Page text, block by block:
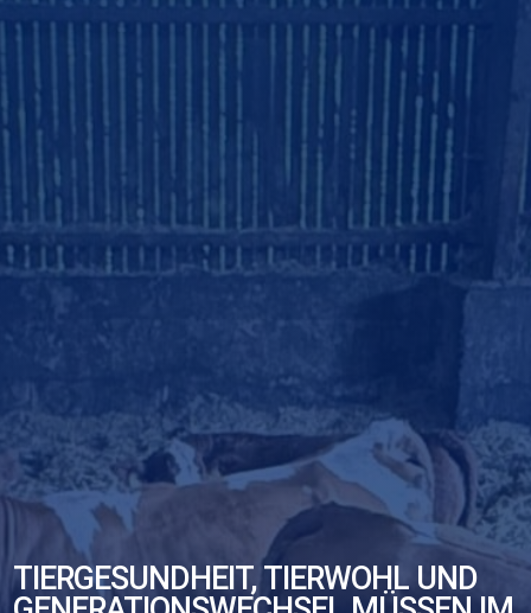
TIERGESUNDHEIT, TIERWOHL UND